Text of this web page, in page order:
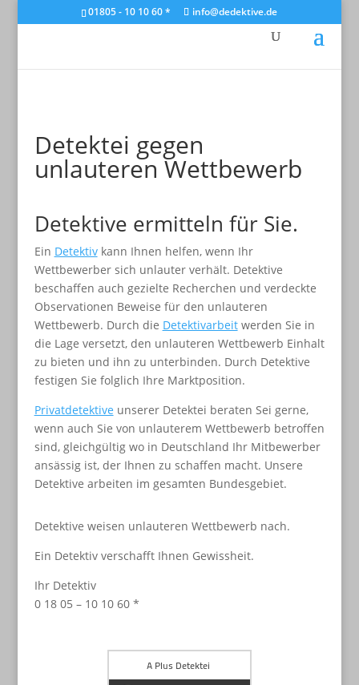
01805 - 10 10 60 * info@dedektive.de
Detektei gegen
unlauteren Wettbewerb
Detektive ermitteln für Sie.
Ein Detektivkann Ihnen helfen, wenn Ihr
Wettbewerber sich unlauter verhält. Detektive
beschaffen auch gezielte Recherchen und verdeckte
Observationen Beweise für den unlauteren
Wettbewerb. Durch die Detektivarbeitwerden Sie in
die Lage versetzt, den unlauteren Wettbewerb Einhalt
zu bieten und ihn zu unterbinden. Durch Detektive
festigen Sie folglich Ihre Marktposition.
Privatdetektive unserer Detektei beraten Sei gerne,
wenn auch Sie von unlauterem Wettbewerb betroffen
sind, gleichgültig wo in Deutschland Ihr Mitbewerber
ansässig ist, der Ihnen zu schaffen macht. Unsere
Detektive arbeiten im gesamten Bundesgebiet.
Detektive weisen unlauteren Wettbewerb nach.
Ein Detektiv verschafft Ihnen Gewissheit.
Ihr Detektiv
0 18 05 – 10 10 60 *